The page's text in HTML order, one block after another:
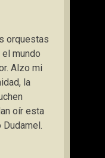
orquestas
mundo
Alzo mi
la
oír esta